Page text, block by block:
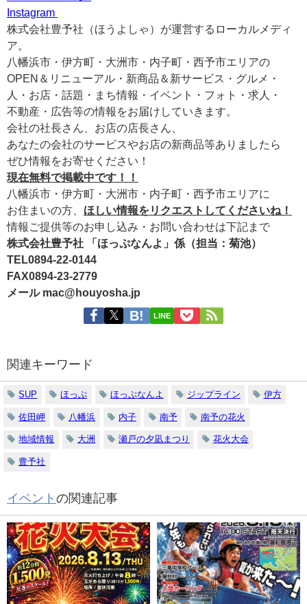
Instagram
株式会社豊予社（ほうよしゃ）が運営するローカルメディ
ア。
八幡浜市・伊方町・大洲市・内子町・西予市エリアの
OPEN＆リニューアル・新商品＆新サービス・グルメ・
人・お店・話題・まち情報・イベント・フォト・求人・
不動産・広告等の情報をお届けしていきます。
会社の社長さん、お店の店長さん、
あなたの会社のサービスやお店の新商品等ありましたら
ぜひ情報をお寄せください！
現在無料で掲載中です！！
八幡浜市・伊方町・大洲市・内子町・西予市エリアに
お住まいの方、 ほしい情報をリクエストしてくださいね！
情報ご提供等のお申し込み・お問い合わせは下記まで
株式会社豊予社 「ほっぷなんよ」係（担当：菊池）
TEL0894-22-0144
FAX0894-23-2779
メール mac@houyosha.jp
LINE
関連キーワード
SUP ほっぷ ほっぷなんよ ジップライン 伊方
佐田岬 八幡浜 内子 南予 南予の花火
地域情報 大洲 瀬戸の夕凪まつり 花火大会
豊予社
イベント の関連記事